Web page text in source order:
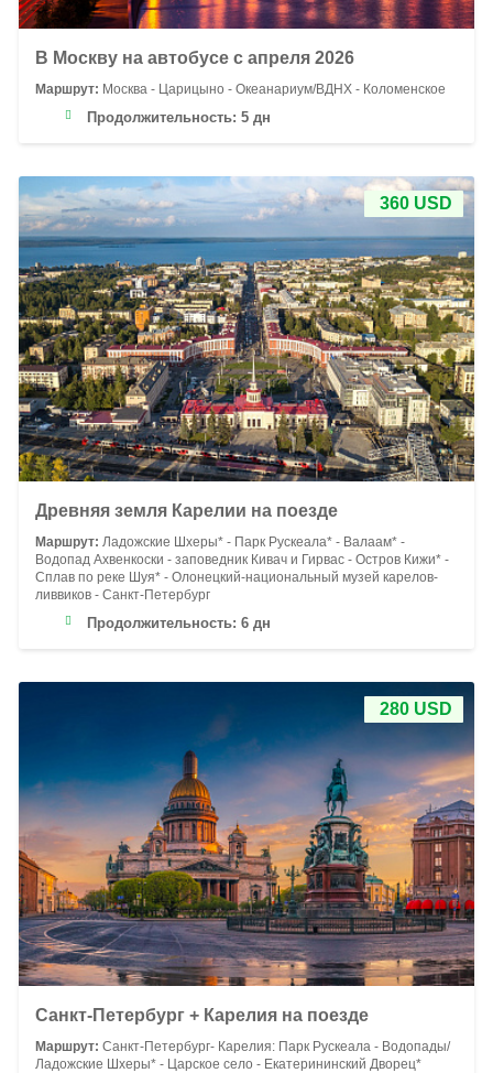
В Москву на автобусе с апреля 2026
Маршрут: Москва - Царицыно - Океанариум/ВДНХ - Коломенское
Продолжительность: 5 дн
360 USD
Древняя земля Карелии на поезде
Маршрут: Ладожские Шхеры* - Парк Рускеала* - Валаам* -
Водопад Ахвенкоски - заповедник Кивач и Гирвас - Остров Кижи* -
Сплав по реке Шуя* - Олонецкий-национальный музей карелов-
ливвиков - Санкт-Петербург
Продолжительность: 6 дн
280 USD
Санкт-Петербург + Карелия на поезде
Маршрут: Санкт-Петербург- Карелия: Парк Рускеала - Водопады/
Ладожские Шхеры* - Царское село - Екатерининский Дворец*